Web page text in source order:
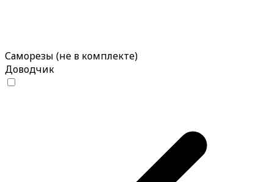
Саморезы (не в комплекте)
Доводчик